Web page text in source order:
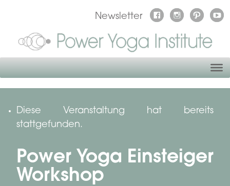
Newsletter
Diese Veranstaltung hat bereits
stattgefunden.
Power Yoga Einsteiger
Workshop